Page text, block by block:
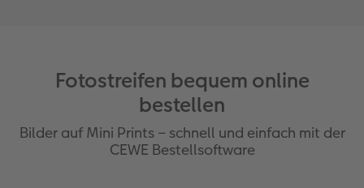
Fotostreifen bequem online
bestellen
Bilder auf Mini Prints – schnell und einfach mit der
CEWE Bestellsoftware